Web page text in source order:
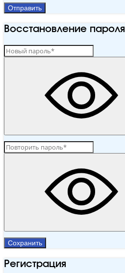
Отправить
Восстановление пароля
Сохранить
Регистрация